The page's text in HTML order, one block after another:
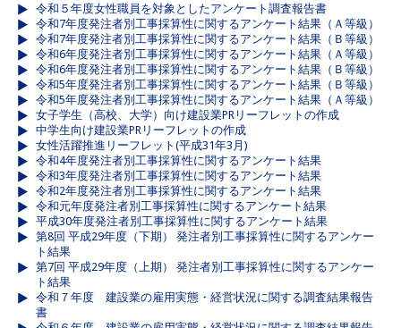
令和５年度女性職員を対象としたアンケート調査報告書
令和7年度発注者別工事採算性に関するアンケート結果（Ａ等級）
令和7年度発注者別工事採算性に関するアンケート結果（Ｂ等級）
令和6年度発注者別工事採算性に関するアンケート結果（Ａ等級）
令和6年度発注者別工事採算性に関するアンケート結果（Ｂ等級）
令和5年度発注者別工事採算性に関するアンケート結果（Ｂ等級）
令和5年度発注者別工事採算性に関するアンケート結果（Ａ等級）
女子学生（高校、大学）向け建設業PRリーフレットの作成
中学生向け建設業PRリーフレットの作成
女性活躍推進リーフレット(平成31年3月)
令和4年度発注者別工事採算性に関するアンケート結果
令和3年度発注者別工事採算性に関するアンケート結果
令和2年度発注者別工事採算性に関するアンケート結果
令和元年度発注者別工事採算性に関するアンケート結果
平成30年度発注者別工事採算性に関するアンケート結果
第8回 平成29年度（下期） 発注者別工事採算性に関するアンケー
ト結果
第7回 平成29年度（上期） 発注者別工事採算性に関するアンケー
ト結果
令和７年度 建設業の雇用実態・経営状況に関する調査結果報告
書